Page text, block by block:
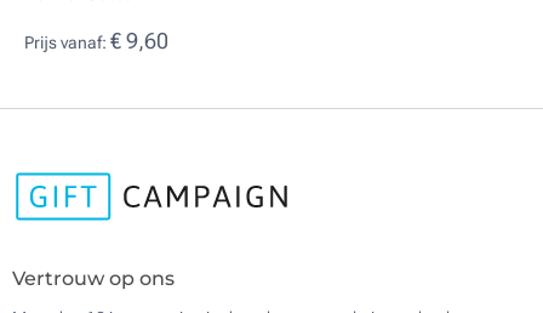
Prijs vanaf: € 9,60
Vertrouw op ons